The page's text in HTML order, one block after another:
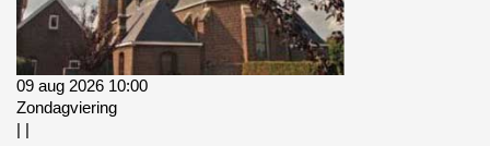
09 aug 2026 10:00
Zondagviering
| |